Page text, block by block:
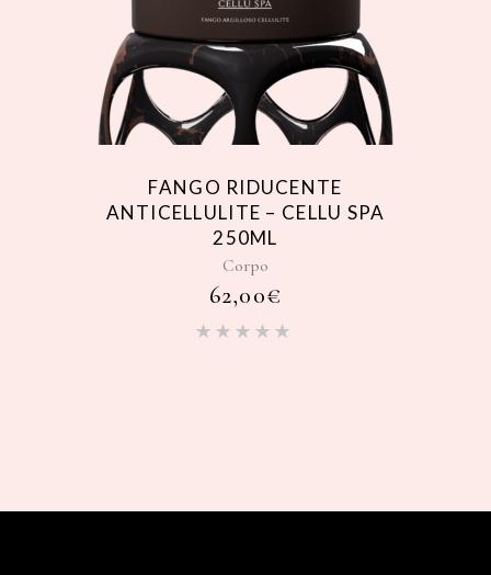
FANGO RIDUCENTE
ANTICELLULITE – CELLU SPA
250ML
Corpo
62,00€